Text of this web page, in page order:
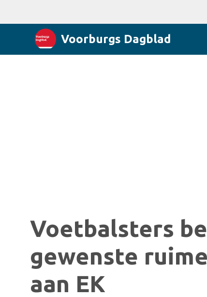
Voorburgs Dagblad
Voetbalsters
gewenste
aan EK